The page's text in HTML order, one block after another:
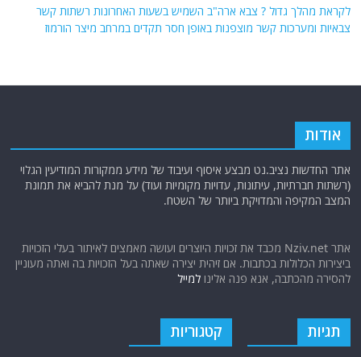
לקראת מהלך גדול ? צבא ארה"ב השמיש בשעות האחרונות רשתות קשר
צבאיות ומערכות קשר מוצפנות באופן חסר תקדים במרחב מיצר הורמוז
אודות
אתר החדשות נציב.נט מבצע איסוף ועיבוד של מידע ממקורות המודיעין הגלוי
(רשתות חברתיות, עיתונות, עדויות מקומיות ועוד) על מנת להביא את תמונת
המצב המקיפה והמדויקת ביותר של השטח.
אתר Nziv.net מכבד את זכויות היוצרים ועושה מאמצים לאיתור בעלי הזכויות
ביצירות הכלולות בכתבות. אם זיהית יצירה שאתה בעל הזכויות בה ואתה מעוניין
להסירה מהכתבה, אנא פנה אלינולמייל
תגיות קטגוריות